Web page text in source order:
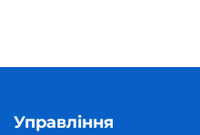
Управління